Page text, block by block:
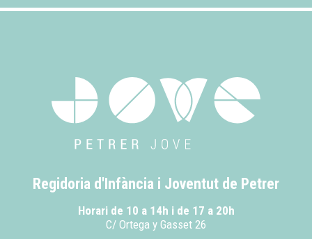
Regidoria d'Infància i Joventut de Petrer
Horari de 10 a 14h i de 17 a 20h
C/ Ortega y Gasset 26